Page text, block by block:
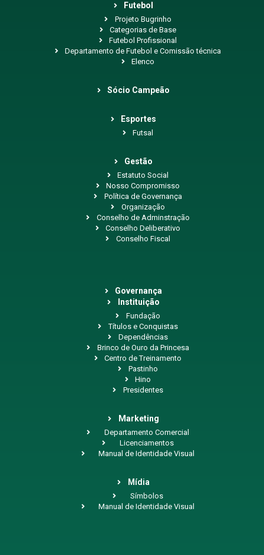
Futebol
Projeto Bugrinho
Categorias de Base
Futebol Profissional
Departamento de Futebol e Comissão técnica
Elenco
Sócio Campeão
Esportes
Futsal
Gestão
Estatuto Social
Nosso Compromisso
Política de Governança
Organização
Conselho de Adminstração
Conselho Deliberativo
Conselho Fiscal
Governança
Instituição
Fundação
Títulos e Conquistas
Dependências
Brinco de Ouro da Princesa
Centro de Treinamento
Pastinho
Hino
Presidentes
Marketing
Departamento Comercial
Licenciamentos
Manual de Identidade Visual
Mídia
Símbolos
Manual de Identidade Visual